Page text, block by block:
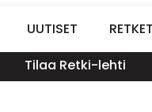
UUTISET RETKET
Tilaa Retki-lehti